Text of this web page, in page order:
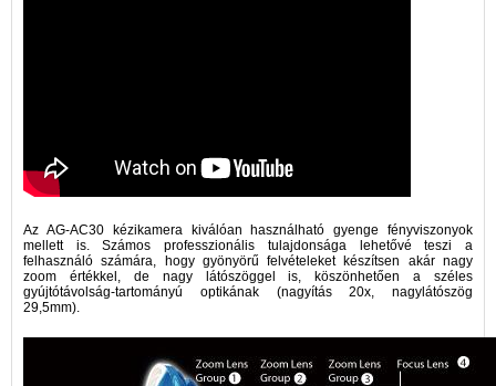
Az AG-AC30 kézikamera kiválóan használható gyenge fényviszonyok
mellett is. Számos professzionális tulajdonsága lehetővé teszi a
felhasználó számára, hogy gyönyörű felvételeket készítsen akár nagy
zoom értékkel, de nagy látószöggel is, köszönhetően a széles
gyújtótávolság-tartományú optikának (nagyítás 20x, nagylátószög
29,5mm).